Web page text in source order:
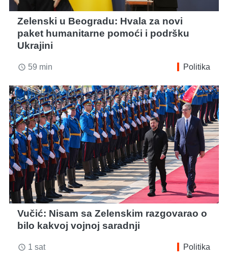
Zelenski u Beogradu: Hvala za novi
paket humanitarne pomoći i podršku
Ukrajini
access_time 59 min Politika
Vučić: Nisam sa Zelenskim razgovarao o
bilo kakvoj vojnoj saradnji
access_time 1 sat Politika